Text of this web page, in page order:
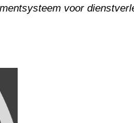
voor